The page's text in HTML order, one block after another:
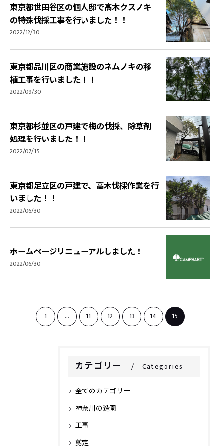
東京都世田谷区の個人邸で高木クスノキ
の特殊伐採工事を行いました！！
2022/12/30
東京都品川区の商業施設のネムノキの移
植工事を行いました！！
2022/09/30
東京都杉並区の戸建で梅の伐採、除草剤
処理を行いました！！
2022/07/15
東京都足立区の戸建で、高木伐採作業を行
いました！！
2022/06/30
ホームページリニューアルしました！
2022/06/30
1 ... 11 12 13 14 15
カテゴリー Categories
全てのカテゴリー
神奈川の造園
工事
剪定